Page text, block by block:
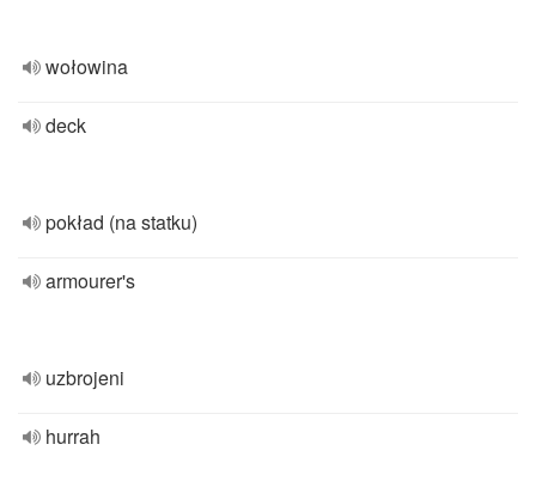
wołowina
deck
pokład (na statku)
armourer's
uzbrojeni
hurrah